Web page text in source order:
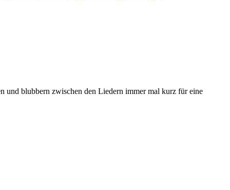
und blubbern zwischen den Liedern immer mal kurz für eine